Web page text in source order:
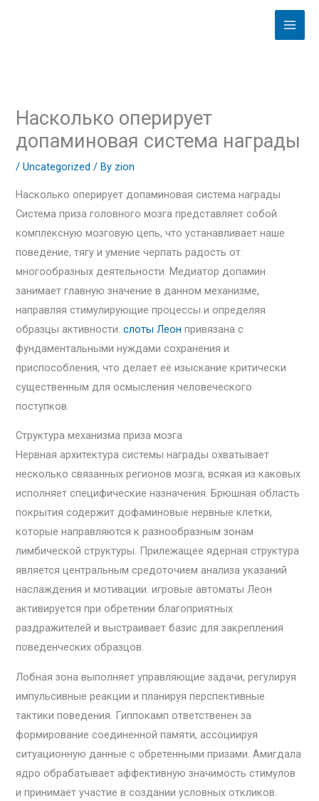
Насколько оперирует
допаминовая система награды
/Uncategorized / By zion
Насколько оперирует допаминовая система награды
Система приза головного мозга представляет собой
комплексную мозговую цепь, что устанавливает наше
поведение, тягу и умение черпать радость от
многообразных деятельности. Медиатор допамин
занимает главную значение в данном механизме,
направляя стимулирующие процессы и определяя
образцы активности.слоты Леон привязана с
фундаментальными нуждами сохранения и
приспособления, что делает её изыскание критически
существенным для осмысления человеческого
поступков.
Структура механизма приза мозга
Нервная архитектура системы награды охватывает
несколько связанных регионов мозга, всякая из каковых
исполняет специфические назначения. Брюшная область
покрытия содержит дофаминовые нервные клетки,
которые направляются к разнообразным зонам
лимбической структуры. Прилежащее ядерная структура
является центральным средоточием анализа указаний
наслаждения и мотивации. игровые автоматы Леон
активируется при обретении благоприятных
раздражителей и выстраивает базис для закрепления
поведенческих образцов.
Лобная зона выполняет управляющие задачи, регулируя
импульсивные реакции и планируя перспективные
тактики поведения. Гиппокамп ответственен за
формирование соединенной памяти, ассоциируя
ситуационную данные с обретенными призами. Амигдала
ядро обрабатывает аффективную значимость стимулов
и принимает участие в создании условных откликов.